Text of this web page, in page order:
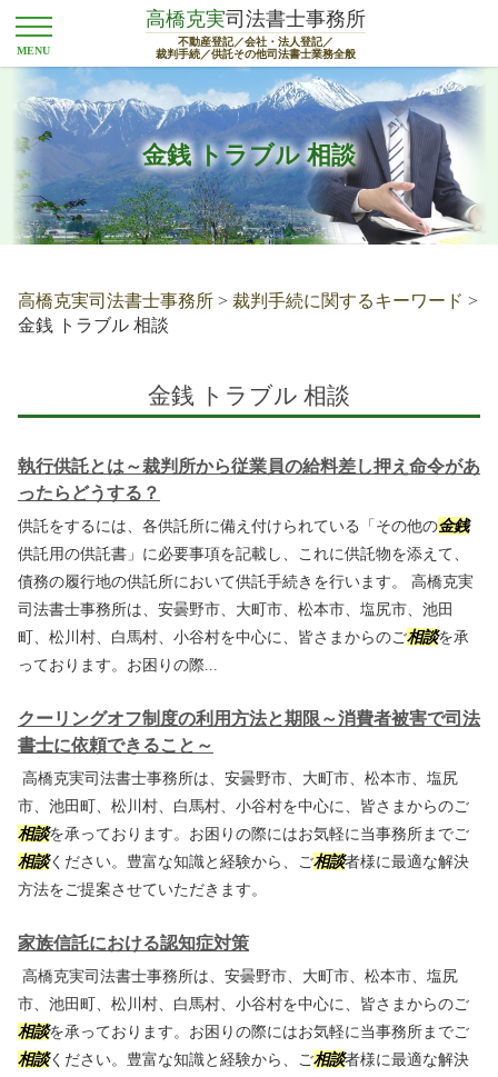
金銭 トラブル 相談
高橋克実司法書士事務所
不動産登記／会社・法人登記／
裁判手続／供託その他司法書士業務全般
高橋克実司法書士事務所 > 裁判手続に関するキーワード >
金銭 トラブル 相談
金銭 トラブル 相談
執行供託とは～裁判所から従業員の給料差し押え命令があ
ったらどうする？
供託をするには、各供託所に備え付けられている「その他の金銭
供託用の供託書」に必要事項を記載し、これに供託物を添えて、
債務の履行地の供託所において供託手続きを行います。 高橋克実
司法書士事務所は、安曇野市、大町市、松本市、塩尻市、池田
町、松川村、白馬村、小谷村を中心に、皆さまからのご相談を承
っております。お困りの際...
クーリングオフ制度の利用方法と期限～消費者被害で司法
書士に依頼できること～
高橋克実司法書士事務所は、安曇野市、大町市、松本市、塩尻
市、池田町、松川村、白馬村、小谷村を中心に、皆さまからのご
相談を承っております。お困りの際にはお気軽に当事務所までご
相談ください。豊富な知識と経験から、ご相談者様に最適な解決
方法をご提案させていただきます。
家族信託における認知症対策
高橋克実司法書士事務所は、安曇野市、大町市、松本市、塩尻
市、池田町、松川村、白馬村、小谷村を中心に、皆さまからのご
相談を承っております。お困りの際にはお気軽に当事務所までご
相談ください。豊富な知識と経験から、ご相談者様に最適な解決